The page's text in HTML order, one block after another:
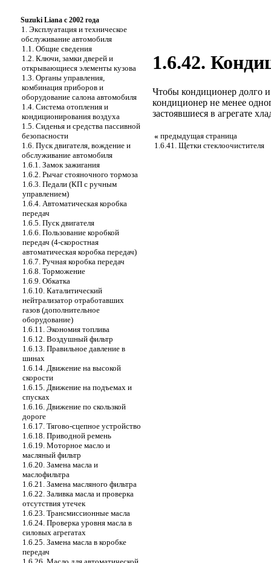
Suzuki Liana с 2002 года
1. Эксплуатация и техническое
обслуживание автомобиля
1.1. Общие сведения
1.2. Ключи, замки дверей и
открывающиеся элементы кузова
1.3. Органы управления,
комбинация приборов и
оборудование салона автомобиля
1.4. Система отопления и
кондиционирования воздуха
1.5. Сиденья и средства пассивной
безопасности
1.6. Пуск двигателя, вождение и
обслуживание автомобиля
1.6.1. Замок зажигания
1.6.2. Рычаг стояночного тормоза
1.6.3. Педали (КП с ручным
управлением)
1.6.4. Автоматическая коробка
передач
1.6.5. Пуск двигателя
1.6.6. Пользование коробкой
передач (4-скоростная
автоматическая коробка передач)
1.6.7. Ручная коробка передач
1.6.8. Торможение
1.6.9. Обкатка
1.6.10. Каталитический
нейтрализатор отработавших
газов (дополнительное
оборудование)
1.6.11. Экономия топлива
1.6.12. Воздушный фильтр
1.6.13. Правильное давление в
шинах
1.6.14. Движение на высокой
скорости
1.6.15. Движение на подъемах и
спусках
1.6.16. Движение по скользкой
дороге
1.6.17. Тягово-сцепное устройство
1.6.18. Приводной ремень
1.6.19. Моторное масло и
масляный фильтр
1.6.20. Замена масла и
маслофильтра
1.6.21. Замена масляного фильтра
1.6.22. Заливка масла и проверка
отсутствия утечек
1.6.23. Трансмиссионные масла
1.6.24. Проверка уровня масла в
силовых агрегатах
1.6.25. Замена масла в коробке
передач
1.6.42.
Чтобы кондиционер долго
кондиционер не менее
застоявшиеся в агрегате
« предыдущая страница
1.6.41. Щетки стеклоочистителя